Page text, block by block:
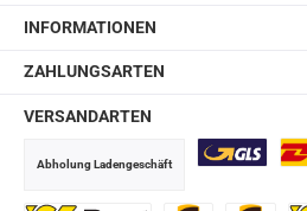
INFORMATIONEN
ZAHLUNGSARTEN
VERSANDARTEN
Abholung Ladengeschäft